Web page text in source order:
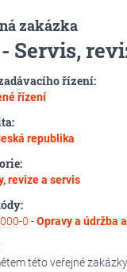
zakázka
- Servis,
řízení:
řízení
republika
revize a servis
0 -Opravy a údržba
této veřejné